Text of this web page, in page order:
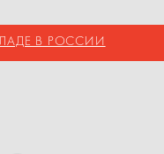
В РОССИИ